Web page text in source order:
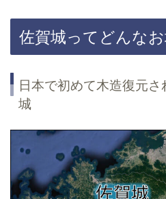
佐賀城ってどんなお
日本で初めて木造復元
城